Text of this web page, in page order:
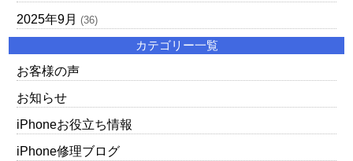
2025年9月 (36)
カテゴリー一覧
お客様の声
お知らせ
iPhoneお役立ち情報
iPhone修理ブログ